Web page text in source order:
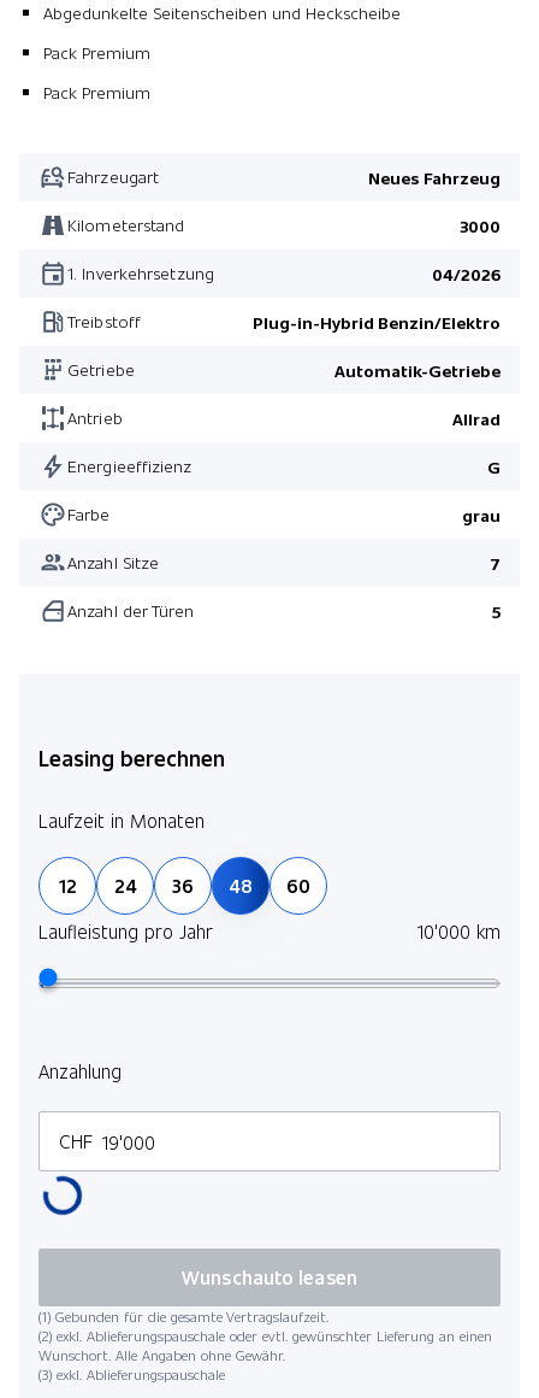
Abgedunkelte Seitenscheiben und Heckscheibe
Pack Premium
Pack Premium
Fahrzeugart Neues Fahrzeug
Kilometerstand 3000
1. Inverkehrsetzung 04/2026
Treibstoff Plug-in-Hybrid Benzin/Elektro
Getriebe Automatik-Getriebe
Antrieb Allrad
Energieeffizienz G
Farbe grau
Anzahl Sitze 7
Anzahl der Türen 5
Leasing berechnen
Laufzeit in Monaten
12 24 36 48
60
Laufleistung pro Jahr
10'000 km
Anzahlung
CHF
(1) Gebunden für die gesamte Vertragslaufzeit.
(2) exkl. Ablieferungspauschale oder evtl. gewünschter Lieferung an einen
Wunschort. Alle Angaben ohne Gewähr.
(3) exkl. Ablieferungspauschale
Wunschauto leasen